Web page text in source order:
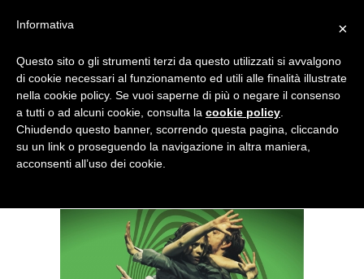
NOTIZIE DI DANZA IN ITALIA E ALL’ESTERO, PER DANZATORI,
Per il T*DANSE di Aosta festa
di linguaggi e tecnologie
×
Informativa
Questo sito o gli strumenti terzi da questo utilizzati si avvalgono
di cookie necessari al funzionamento ed utili alle finalità illustrate
nella cookie policy. Se vuoi saperne di più o negare il consenso
a tutti o ad alcuni cookie, consulta la cookie policy
Chiudendo questo banner, scorrendo questa pagina, cliccando
su un link o proseguendo la navigazione in altra maniera,
acconsenti all’uso dei cookie.